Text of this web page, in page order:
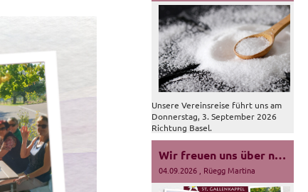
Unsere Vereinsreise führt uns am
Donnerstag, 3. September 2026
Richtung Basel.
Wir freuen uns über neue Mitglieder!
04.09.2026 , Rüegg Martina